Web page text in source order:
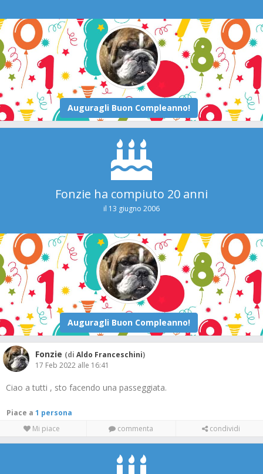
Fonzie ha compiuto 20 anni
il 13 giugno 2006
Fonzie (di Aldo Franceschini)
17 Feb 2022 alle 16:41
Ciao a tutti , sto facendo una passeggiata.
Piace a
1 persona
Mi piace
commenta condividi